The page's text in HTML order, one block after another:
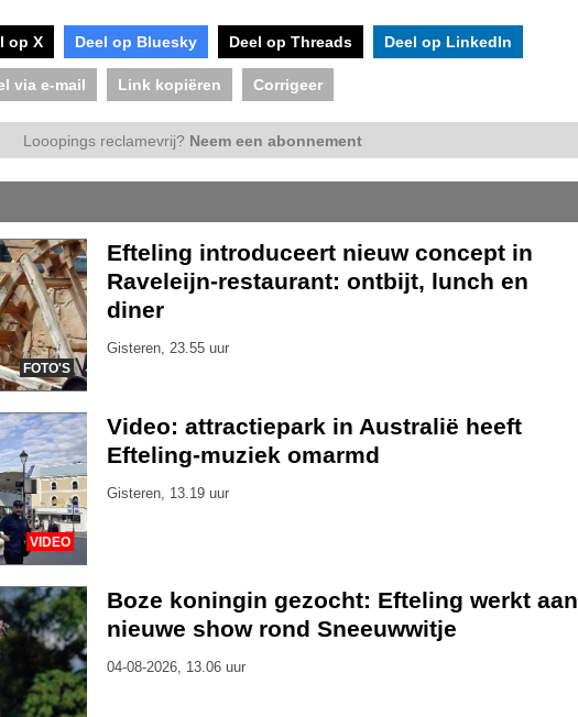
op X Deel op Bluesky Deel op Threads Deel op LinkedIn
via e-mail Link kopiëren Corrigeer
Looopings reclamevrij? Neem een abonnement
FOTO'S
Efteling introduceert nieuw concept in
Raveleijn-restaurant: ontbijt, lunch en
diner
Gisteren, 23.55 uur
VIDEO
Video: attractiepark in Australië heeft
Efteling-muziek omarmd
Gisteren, 13.19 uur
Boze koningin gezocht: Efteling werkt aan
nieuwe show rond Sneeuwwitje
04-08-2026, 13.06 uur